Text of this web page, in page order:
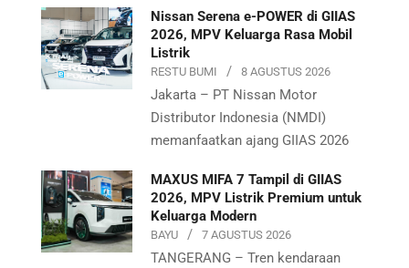
Nissan Serena e-POWER di GIIAS
2026, MPV Keluarga Rasa Mobil
Listrik
RESTU BUMI 8 AGUSTUS 2026
Jakarta – PT Nissan Motor
Distributor Indonesia (NMDI)
memanfaatkan ajang GIIAS 2026
MAXUS MIFA 7 Tampil di GIIAS
2026, MPV Listrik Premium untuk
Keluarga Modern
BAYU 7 AGUSTUS 2026
TANGERANG – Tren kendaraan